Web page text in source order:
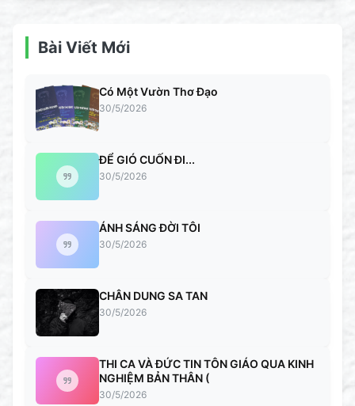
Bài Viết Mới
Có Một Vườn Thơ Đạo
30/5/2026
ĐỂ GIÓ CUỐN ĐI...
30/5/2026
ÁNH SÁNG ĐỜI TÔI
30/5/2026
CHÂN DUNG SA TAN
30/5/2026
THI CA VÀ ĐỨC TIN TÔN GIÁO QUA KINH
NGHIỆM BẢN THÂN (
30/5/2026